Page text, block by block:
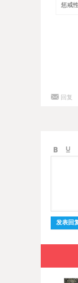
惩戒
回复
发表回